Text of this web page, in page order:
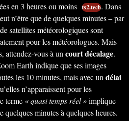
en 3 heures ou moins ts2.tech. Dans
n’être que de quelques minutes – par
satellites météorologiques sont
pour les météorologues. Mais
attendez-vous à un court décalage.
Earth indique que ses images
les 10 minutes, mais avec un délai
n’apparaissent pour les
terme « quasi temps réel »implique
quelques minutes à quelques heures.